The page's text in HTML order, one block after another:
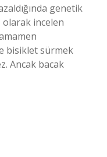
genetik
olarak incelen
bisiklet sürmek
Ancak bacak